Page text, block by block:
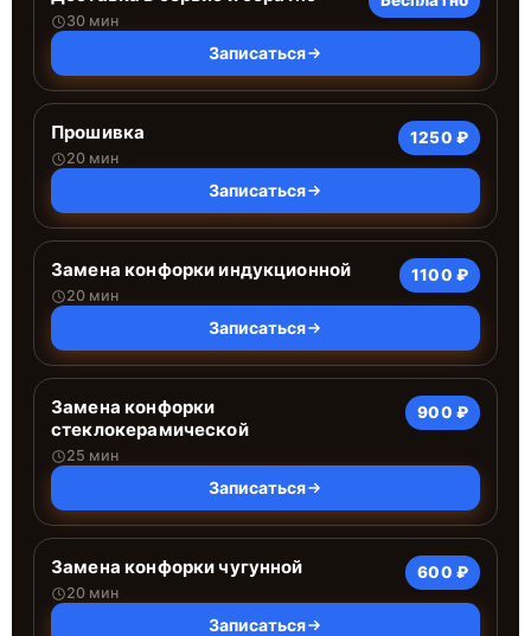
30 мин
Записаться
Прошивка
20 мин
1250 ₽
Записаться
Замена конфорки индукционной
20 мин
1100 ₽
Записаться
Замена конфорки
стеклокерамической
25 мин
900 ₽
Записаться
Замена конфорки чугунной
20 мин
600 ₽
Записаться